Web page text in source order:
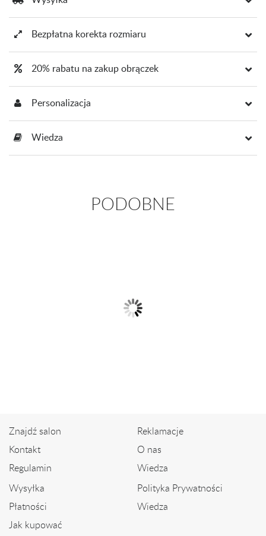
Bezpłatna korekta rozmiaru
20% rabatu na zakup obrączek
Personalizacja
Wiedza
PODOBNE
Znajdź salon
Kontakt
Regulamin
Reklamacje
O nas
Wiedza
Wysyłka
Płatności
Jak kupować
Polityka Prywatności
Wiedza